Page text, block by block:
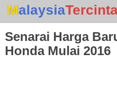
Malaysia
Home
Senarai Harga
Honda Mulai 2016